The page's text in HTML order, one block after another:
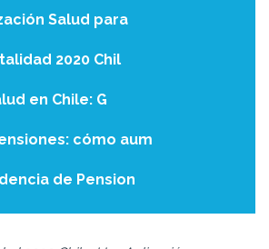
Salud para
2020 Chil
en Chile: G
cómo aum
de Pension